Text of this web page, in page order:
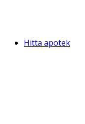
Hitta apotek